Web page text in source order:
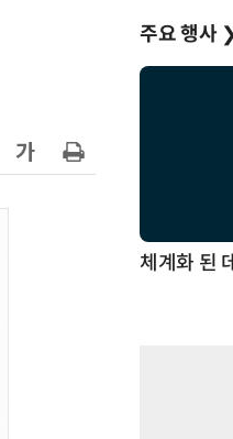
주요 행사